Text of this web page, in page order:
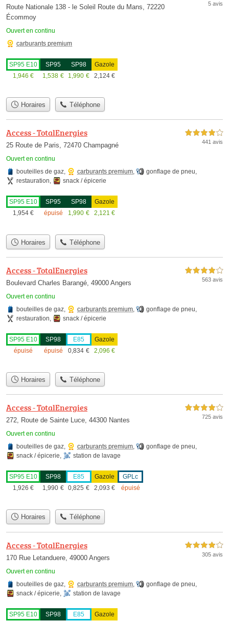
Route Nationale 138 - le Soleil Route du Mans, 72220
Écommoy
Ouvert en continu
5 avis
carburants premium
SP95 E10
1,946 €
SP95
1,538 €
SP98
1,990 €
Gazole
2,124 €
Horaires Téléphone
Access - TotalEnergies
25 Route de Paris, 72470 Champagné
Ouvert en continu
4,0 étoiles sur 5
441 avis
bouteilles de gaz, carburants premium, gonflage de pneu,
restauration, snack / épicerie
SP95 E10
1,954 €
SP95
épuisé
SP98
1,990 €
Gazole
2,121 €
Horaires Téléphone
Access - TotalEnergies
Boulevard Charles Barangé, 49000 Angers
Ouvert en continu
4,0 étoiles sur 5
563 avis
bouteilles de gaz carburants premium gonflage de pneu
restauration
snack / épicerie
SP95 E10
épuisé
SP98
épuisé
E85
0,834 €
Gazole
2,096 €
Horaires Téléphone
Access - TotalEnergies
272, Route de Sainte Luce, 44300 Nantes
Ouvert en continu
4,0 étoiles sur 5
725 avis
bouteilles de gaz, carburants premium, gonflage de pneu,
snack / épicerie, station de lavage
SP95 E10
1,926 €
SP98
1,990 €
E85
0,825 €
Gazole
2,093 €
GPLc
épuisé
Horaires Téléphone
Access - TotalEnergies
170 Rue Letanduere, 49000 Angers
Ouvert en continu
4,0 étoiles sur 5
305 avis
bouteilles de gaz carburants premium gonflage de pneu
snack / épicerie
station de lavage
SP95 E10
SP98
E85
Gazole